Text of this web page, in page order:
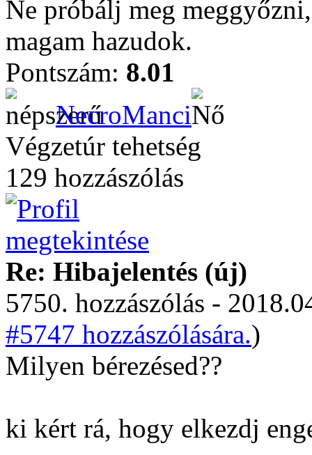
Ne próbálj meg
magam hazudok.
Pontszám: 8.01
NecroManci
Végzetúr tehetség
129 hozzászólás
Re: Hibajelentés (új)
5750. hozzászólás -
#5747 hozzászólására.)
Milyen bérezésed??
ki kért rá, hogy elkezdj